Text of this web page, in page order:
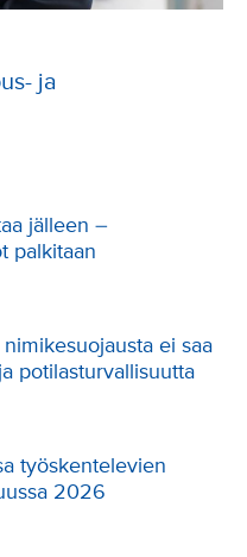
ja
jälleen –
palkitaan
ei saa
potilasturvallisuutta
työskentelevien
2026